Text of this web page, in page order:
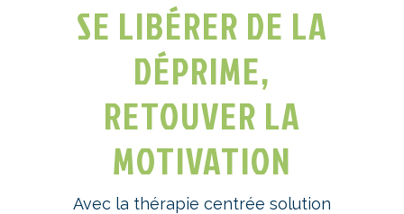
SE LIBÉRER DE LA
DÉPRIME,
RETOUVER LA
MOTIVATION
Avec la thérapie centrée solution